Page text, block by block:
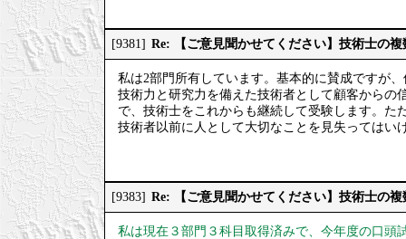
[9381] Re: 【ご意見聞かせてください】技術士の
私は2部門所有しています。基本的に賛成ですが
技術力と研究力を備えた技術者として顧客からの
で、技術士をこれからも継続して受験します。
技術者以前に人として大切なことを見失ってはい
[9383] Re: 【ご意見聞かせてください】技術士の
私は現在３部門３科目取得済みで、今年度の口頭